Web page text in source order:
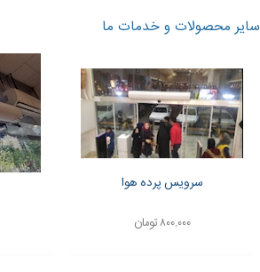
سایر محصولات و خدمات ما
سرویس پرده هوا
۸۰۰,۰۰۰ تومان